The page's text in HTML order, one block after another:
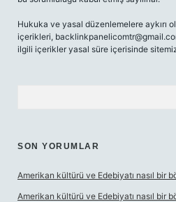
Hukuka ve yasal düzenlemelere aykırı
içerikleri,
ilgili içerikler yasal süre içerisinde
SON YORUMLAR
Amerikan kültürü ve Edebiyatı nasıl bir
Amerikan kültürü ve Edebiyatı nasıl bir